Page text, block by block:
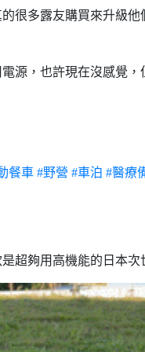
很多露友購買來升級
源，也許現在沒感覺，
餐車 #野營 #車泊 #醫療
超夠用高機能的日本次